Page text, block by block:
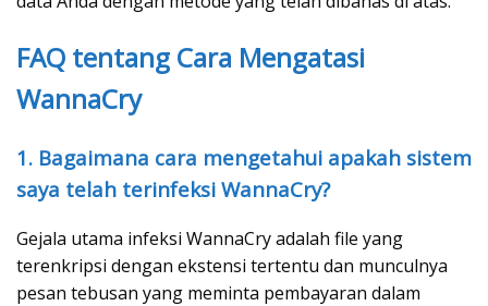
FAQ tentang Cara Mengatasi
WannaCry
1. Bagaimana cara mengetahui apakah sistem
saya telah terinfeksi WannaCry?
Gejala utama infeksi WannaCry adalah file yang
terenkripsi dengan ekstensi tertentu dan munculnya
pesan tebusan yang meminta pembayaran dalam